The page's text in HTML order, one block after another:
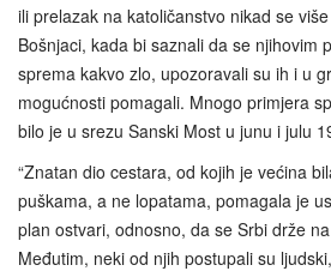
ili prelazak na katoličanstvo nikad se
Bošnjaci, kada bi saznali da se njihovim
sprema kakvo zlo, upozoravali su ih i u
mogućnosti pomagali. Mnogo primjera
bilo je u srezu Sanski Most u junu i julu
“Znatan dio cestara, od kojih je većina
puškama, a ne lopatama, pomagala je
plan ostvari, odnosno, da se Srbi drže
Međutim, neki od njih postupali su